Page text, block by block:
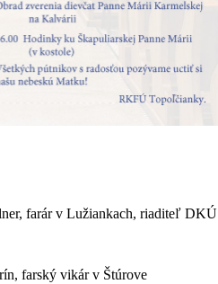
farár v Lužiankach, riaditeľ DKÚ
farský vikár v Štúrove